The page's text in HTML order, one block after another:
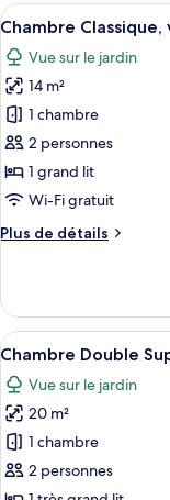
Afficher
toutes
les
photos
pour
ce
type
de
chambre :
Chambre
jardin
5
Chambre Classique,
Vue sur le jardin
14 m²
1 chambre
2 personnes
1 grand lit
Wi-Fi gratuit
Plus de détails
Plus
le
type
de
Chambre
Classique,
vue
jardin
Afficher
toutes
les
photos
pour
ce
type
5
Chambre Double
Vue sur le jardin
20 m²
1 chambre
2 personnes